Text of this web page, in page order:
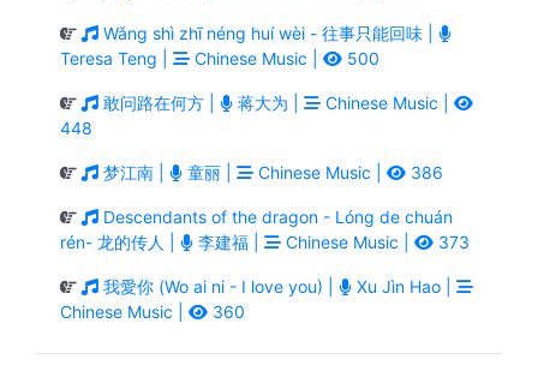
Wǎng shì zhī néng huí wèi - 往事只能回味 |
Teresa Teng |
Chinese Music | 500
敢问路在何方 | 蒋大为 |
Chinese Music |
448
梦江南 | 童丽 | Chinese Music | 386
Descendants of the dragon - Lóng de chuán
rén- 龙的传人 |
李建福 | Chinese Music | 373
我愛你 (Wo ai ni - I love you) |
Xu Jìn Hao |
Chinese Music |
360